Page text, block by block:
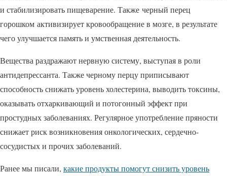
и стабилизировать пищеварение. Также черный перец
горошком активизирует кровообращение в мозге, в результате
чего улучшается память и умственная деятельность.
Вещества раздражают нервную систему, выступая в роли
антидепрессанта. Также черному перцу приписывают
способность снижать уровень холестерина, выводить токсины,
оказывать отхаркивающий и потогонный эффект при
простудных заболеваниях. Регулярное употребление пряности
снижает риск возникновения онкологических, сердечно-
сосудистых и прочих заболеваний.
Ранее мы писали, какие продукты помогут снизить уровень